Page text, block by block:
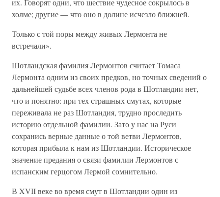
их. Говорят одни, что шествие чудесное сокрылось в
холме; другие — что оно в долине исчезло ближней.
Только с той поры между живых Лермонта не
встречали».
Шотландская фамилия Лермонтов считает Томаса
Лермонта одним из своих предков, но точных сведений о
дальнейшей судьбе всех членов рода в Шотландии нет,
что и понятно: при тех страшных смутах, которые
переживала не раз Шотландия, трудно проследить
историю отдельной фамилии. Зато у нас на Руси
сохранись верные данные о той ветви Лермонтов,
которая прибыла к нам из Шотландии. Историческое
значение предания о связи фамилии Лермонтов с
испанским герцогом Лермой сомнительно.
В XVII веке во время смут в Шотландии один из